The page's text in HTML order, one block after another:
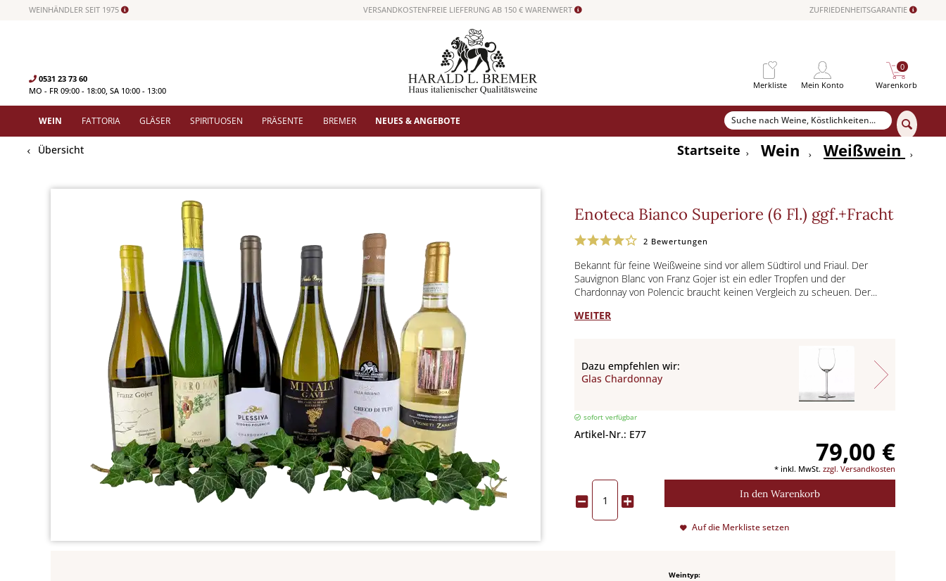
WEINHÄNDLER SEIT 1975 VERSANDKOSTENFREIE LIEFERUNG AB 150 € WARENWERT ZUFRIEDENHEITSGARANTIE
0531 23 73 60
MO - FR 09:00 - 18:00, SA 10:00 - 13:00
Merkliste Mein Konto Warenkorb
0
WEIN FATTORIA GLÄSER SPIRITUOSEN PRÄSENTE BREMER NEUES & ANGEBOTE
Übersicht Startseite Wein Weißwein
Enoteca Bianco Superiore (6 Fl.) ggf.+Fracht
2 Bewertungen
Bekannt für feine Weißweine sind vor allem Südtirol und Friaul. Der
Sauvignon Blanc von Franz Gojer ist ein edler Tropfen und der
Chardonnay von Polencic braucht keinen Vergleich zu scheuen. Der...
WEITER
Dazu empfehlen wir:
Glas Chardonnay
sofort verfügbar
Artikel-Nr.: E77
79,00 €
* inkl. MwSt. zzgl. Versandkosten
In den Warenkorb
Auf die Merkliste setzen
Weintyp: